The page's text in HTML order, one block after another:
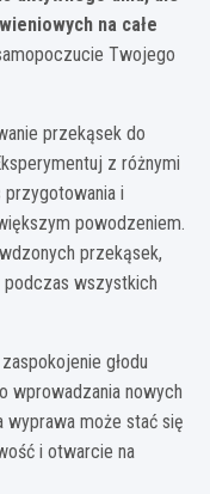
na całe
Twojego
przekąsek do
z różnymi
przygotowania i
powodzeniem.
przekąsek,
wszystkich
głodu
wprowadzania nowych
może stać się
i otwarcie na